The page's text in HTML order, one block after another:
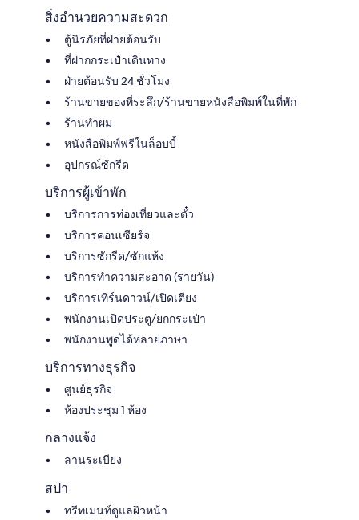
สิ่งอำนวยความสะดวก
ตู้นิรภัยที่ฝ่ายต้อนรับ
ที่ฝากกระเป๋าเดินทาง
ฝ่ายต้อนรับ 24 ชั่วโมง
ร้านขายของที่ระลึก/ร้านขายหนังสือพิมพ์ในที่พัก
ร้านทำผม
หนังสือพิมพ์ฟรีในล็อบบี้
อุปกรณ์ซักรีด
บริการผู้เข้าพัก
บริการการท่องเที่ยวและตั๋ว
บริการคอนเซียร์จ
บริการซักรีด/ซักแห้ง
บริการทำความสะอาด (รายวัน)
บริการเทิร์นดาวน์/เปิดเตียง
พนักงานเปิดประตู/ยกกระเป๋า
พนักงานพูดได้หลายภาษา
บริการทางธุรกิจ
ศูนย์ธุรกิจ
ห้องประชุม 1 ห้อง
กลางแจ้ง
ลานระเบียง
สปา
ทรีทเมนท์ดูแลผิวหน้า